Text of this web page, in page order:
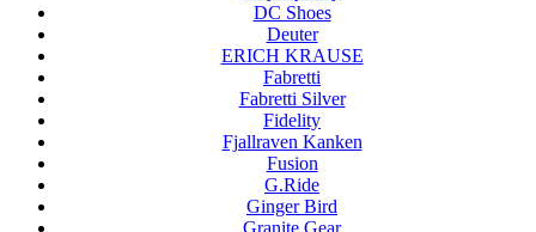
DC Shoes
Deuter
ERICH KRAUSE
Fabretti
Fabretti Silver
Fidelity
Fjallraven Kanken
Fusion
G.Ride
Ginger Bird
Granite Gear